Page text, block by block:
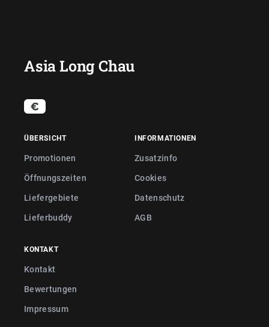
Asia Long Chau
ÜBERSICHT
Promotionen
Öffnungszeiten
Liefergebiete
Lieferbuddy
INFORMATIONEN
Zusatzinfo
Cookies
Datenschutz
AGB
KONTAKT
Kontakt
Bewertungen
Impressum